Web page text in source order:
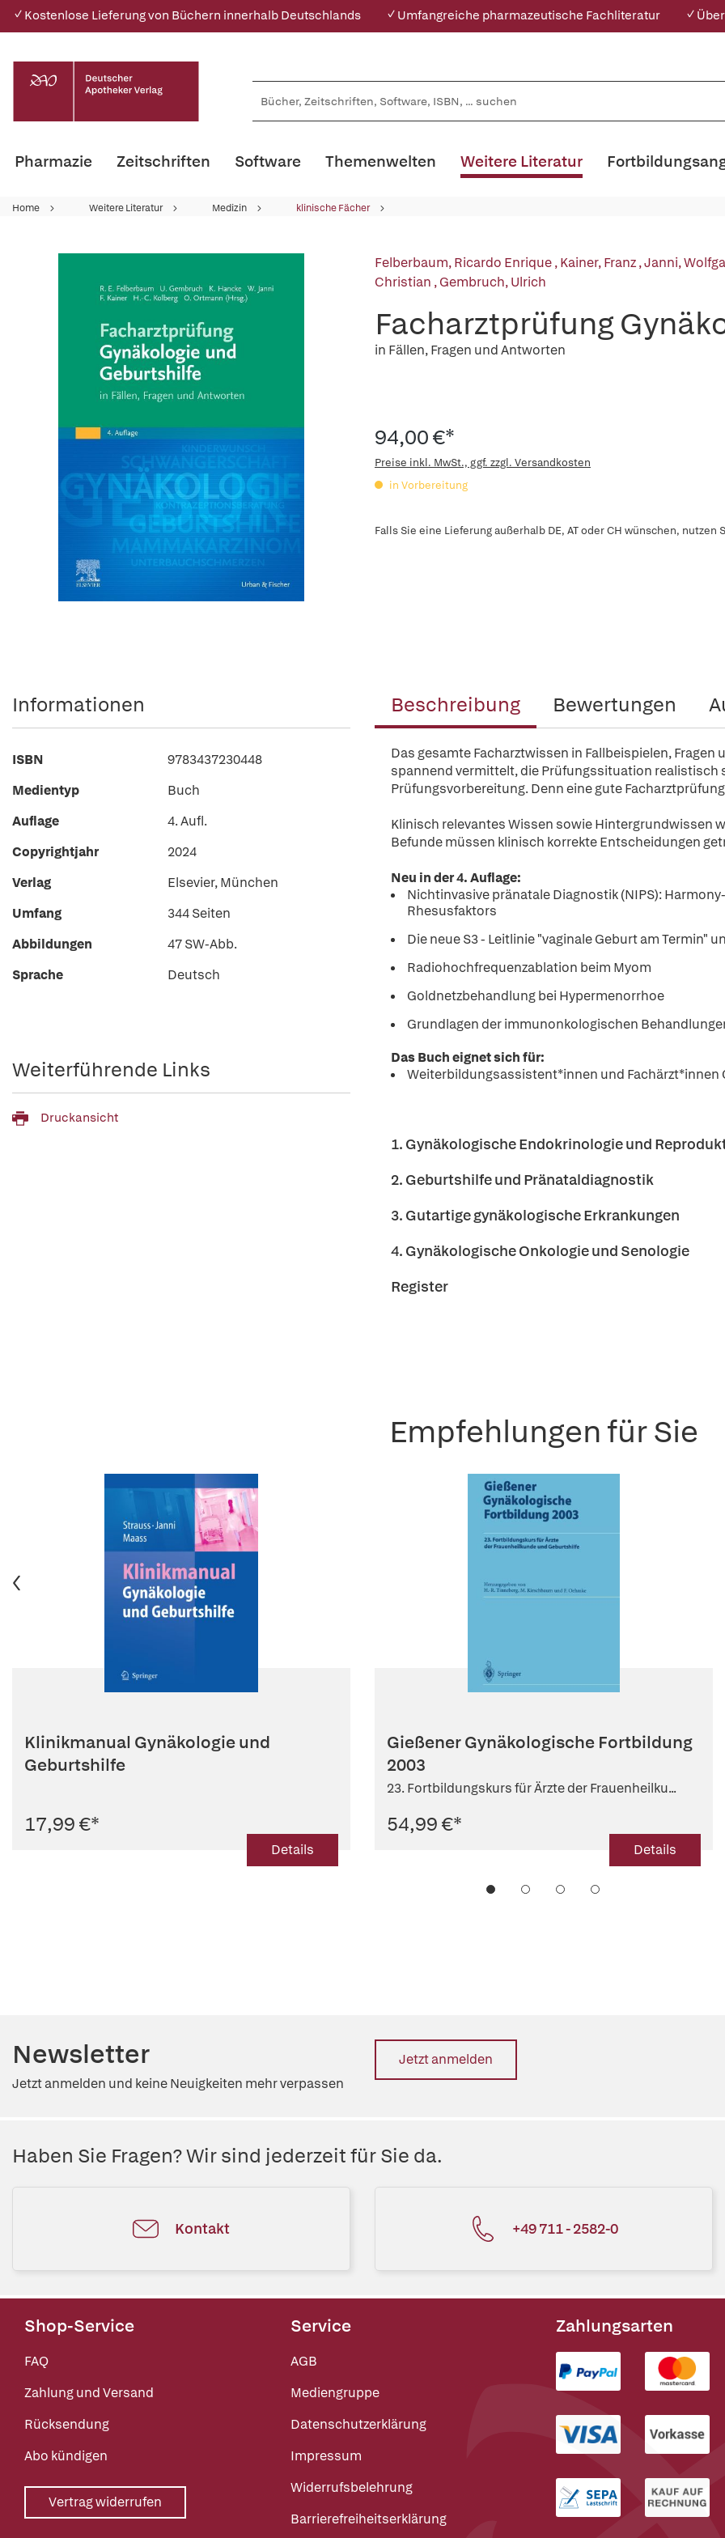
✓ Kostenlose Lieferung von Büchern innerhalb Deutschlands ✓ Umfangreiche pharmazeutische Fachliteratur ✓
Pharmazie Zeitschriften Software Themenwelten Weitere Literatur
Home Weitere Literatur Medizin klinische Fächer
Felberbaum, Ricardo Enrique,Kainer, Franz,Janni,
Christian ,Gembruch, Ulrich
Facharztprüfung
in Fällen, Fragen und Antworten
94,00 €*
Preise inkl. MwSt., ggf. zzgl. Versandkosten
in Vorbereitung
Falls Sie eine Lieferung außerhalb DE, AT oder CH wünschen, nutzen
Beschreibung Bewertungen
Das gesamte Facharztwissen in Fallbeispielen,
spannend vermittelt, die Prüfungssituation realistisch
Prüfungsvorbereitung. Denn eine gute
Klinisch relevantes Wissen sowie Hintergrundwissen
Befunde müssen klinisch korrekte Entscheidungen
Neu in der 4. Auflage:
Nichtinvasive pränatale Diagnostik (NIPS):
Rhesusfaktors
Die neue S3 - Leitlinie "vaginale Geburt am Termin"
Radiohochfrequenzablation beim Myom
Goldnetzbehandlung bei Hypermenorrhoe
Grundlagen der immunonkologischen
Das Buch eignet sich für:
Weiterbildungsassistent*innen und Fachärzt*innen
1. Gynäkologische Endokrinologie und
2. Geburtshilfe und Pränataldiagnostik
3. Gutartige gynäkologische Erkrankungen
4. Gynäkologische Onkologie und Senologie
Register
Informationen
ISBN
9783437230448
Medientyp
Buch
Auflage
4. Aufl.
Copyrightjahr
2024
Verlag
Elsevier, München
Umfang
344 Seiten
Abbildungen
47 SW-Abb.
Sprache
Deutsch
Weiterführende Links
Druckansicht
Empfehlungen für Sie
Klinikmanual Gynäkologie und
Geburtshilfe
17,99 €*
Details
Gießener Gynäkologische Fortbildung
2003
23. Fortbildungskurs für Ärzte der Frauenheilku...
54,99 €*
Details
Newsletter
Jetzt anmelden und keine Neuigkeiten mehr verpassen
Jetzt anmelden
Haben Sie Fragen? Wir sind jederzeit für Sie da.
Kontakt +49 711 - 2582-0
Shop-Service
FAQ
Zahlung und Versand
Rücksendung
Abo kündigen
Vertrag widerrufen
Service
AGB
Mediengruppe
Datenschutzerklärung
Impressum
Widerrufsbelehrung
Barrierefreiheitserklärung
Zahlungsarten